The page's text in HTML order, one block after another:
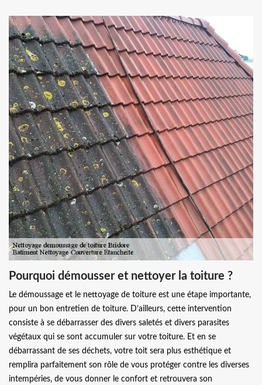
Pourquoi démousser et nettoyer la toiture ?
Le démoussage et le nettoyage de toiture est une étape importante,
pour un bon entretien de toiture. D’ailleurs, cette intervention
consiste à se débarrasser des divers saletés et divers parasites
végétaux qui se sont accumuler sur votre toiture. Et en se
débarrassant de ses déchets, votre toit sera plus esthétique et
remplira parfaitement son rôle de vous protéger contre les diverses
intempéries, de vous donner le confort et retrouvera son